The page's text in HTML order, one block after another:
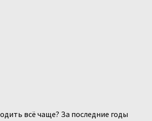
всё чаще? За последние годы